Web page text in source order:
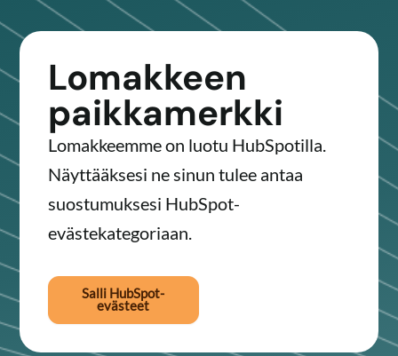
Lomakkeen
paikkamerkki
Lomakkeemme on luotu HubSpotilla.
Näyttääksesi ne sinun tulee antaa
suostumuksesi HubSpot-
evästekategoriaan.
Salli HubSpot-
evästeet